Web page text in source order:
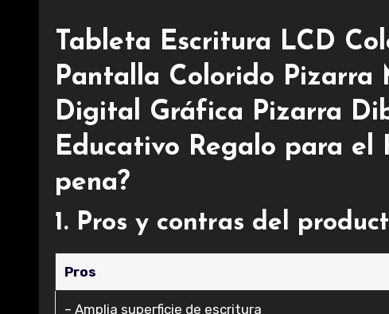
Tableta Escritura LCD
Pantalla Colorido
Digital Gráfica Pizarra
Educativo Regalo para
pena?
1. Pros y contras del
Pros
– Amplia superficie de escritura